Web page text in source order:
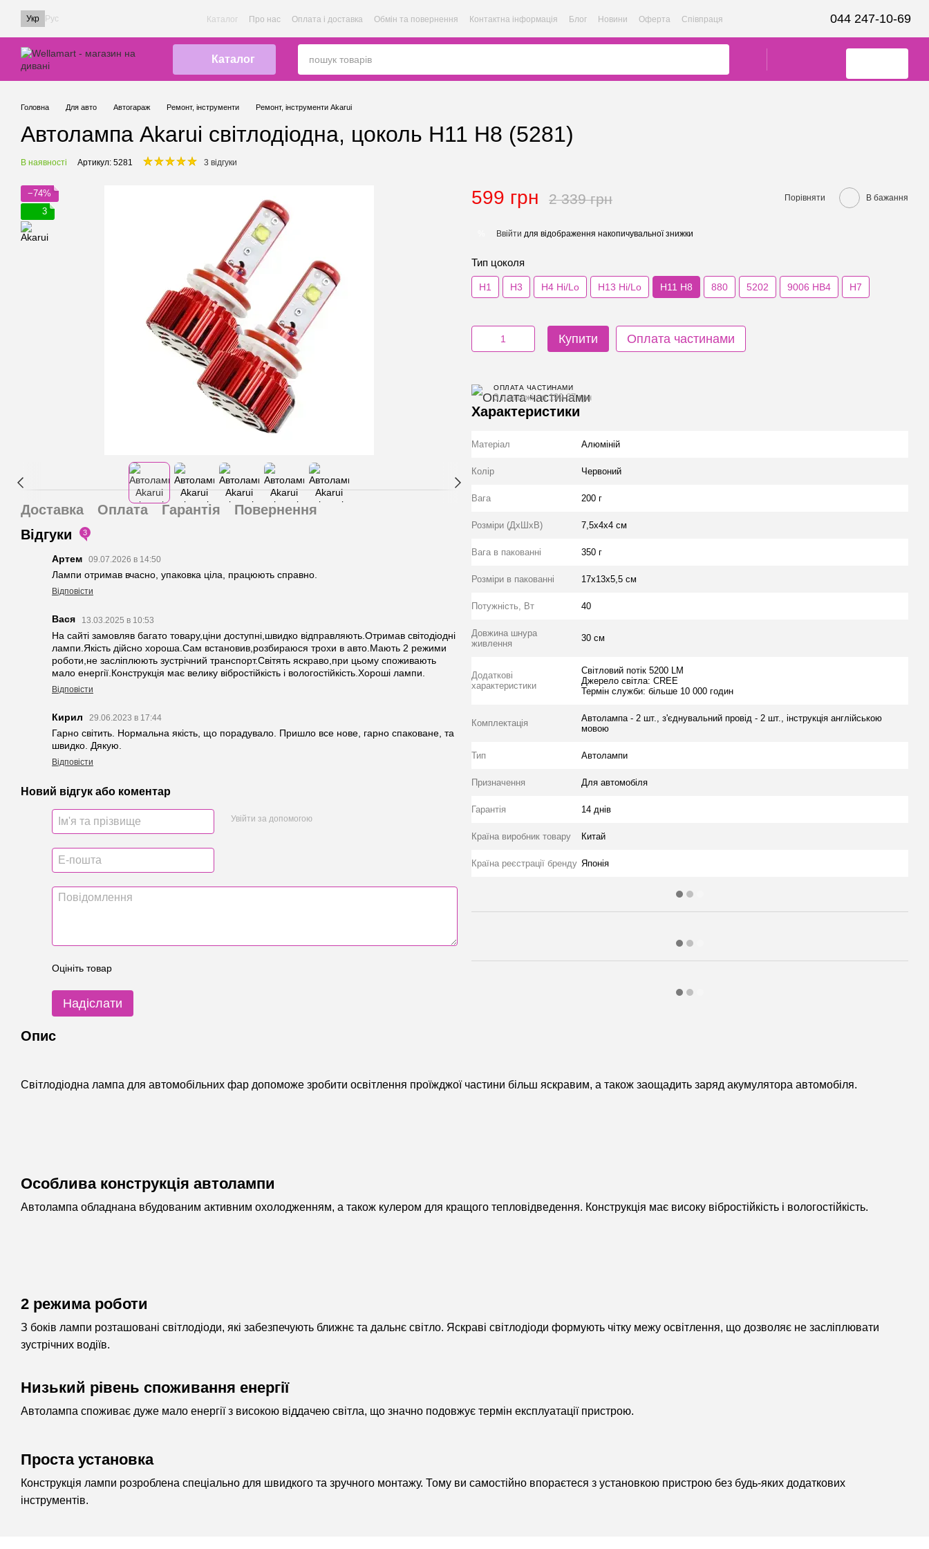
Перейти до основного контенту
Укр Рус Каталог Про нас Оплата і доставка Обмін та повернення Контактна інформація Блог Новини Оферта Співпраця 044 247-10-69
Каталог
Головна Для авто Автогараж Ремонт, інструменти Ремонт, інструменти Akarui
Автолампа Akarui світлодіодна, цоколь H11 H8 (5281)
В наявності Артикул: 5281 3 відгуки
−74%
3
Доставка Оплата Гарантія
Повернення
Відгуки
3
Артем 09.07.2026 в 14:50
Лампи отримав вчасно, упаковка ціла, працюють справно.
Відповісти
Вася 13.03.2025 в 10:53
На сайті замовляв багато товару,ціни доступні,швидко відправляють.Отримав світодіодні
лампи.Якість дійсно хороша.Сам встановив,розбираюся трохи в авто.Мають 2 режими
роботи,не засліплюють зустрічний транспорт.Світять яскраво,при цьому споживають
мало енергії.Конструкція має велику вібростійкість і вологостійкість.Хороші лампи.
Відповісти
Кирил 29.06.2023 в 17:44
Гарно світить. Нормальна якість, що порадувало. Пришло все нове, гарно спаковане, та
швидко. Дякую.
Відповісти
Новий відгук або коментар
Увійти за допомогою
Оцініть товар
Надіслати
599 грн 2 339 грн Порівняти В бажання
Ввійти для відображення накопичувальної знижки
Тип цоколя
H1 H3 H4 Hi/Lo H13 Hi/Lo H11 H8 880 5202 9006 HB4 Н7
Купити Оплата частинами
ОПЛАТА ЧАСТИНАМИ
3 платежі по 199.67 грн
Характеристики
Матеріал Алюміній
Колір Червоний
Вага 200 г
Розміри (ДхШхВ) 7,5х4х4 см
Вага в пакованні 350 г
Розміри в пакованні 17х13х5,5 см
Потужність, Вт 40
Довжина шнура
живлення
30 см
Додаткові
характеристики
Світловий потік 5200 LM
Джерело світла: CREE
Термін служби: більше 10 000 годин
Комплектація
Автолампа - 2 шт., з'єднувальний провід - 2 шт., інструкція англійською
мовою
Тип Автолампи
Призначення Для автомобіля
Гарантія 14 днів
Країна виробник товару Китай
Країна реєстрації бренду Японія
Опис
Світлодіодна лампа для автомобільних фар допоможе зробити освітлення проїжджої частини більш яскравим, а також заощадить заряд акумулятора автомобіля.
Особлива конструкція автолампи
Автолампа обладнана вбудованим активним охолодженням, а також кулером для кращого тепловідведення. Конструкція має високу вібростійкість і вологостійкість.
2 режима роботи
З боків лампи розташовані світлодіоди, які забезпечують ближнє та дальнє світло. Яскраві світлодіоди формують чітку межу освітлення, що дозволяє не засліплювати
зустрічних водіїв.
Низький рівень споживання енергії
Автолампа споживає дуже мало енергії з високою віддачею світла, що значно подовжує термін експлуатації пристрою.
Проста установка
Конструкція лампи розроблена спеціально для швидкого та зручного монтажу. Тому ви самостійно впораєтеся з установкою пристрою без будь-яких додаткових
інструментів.